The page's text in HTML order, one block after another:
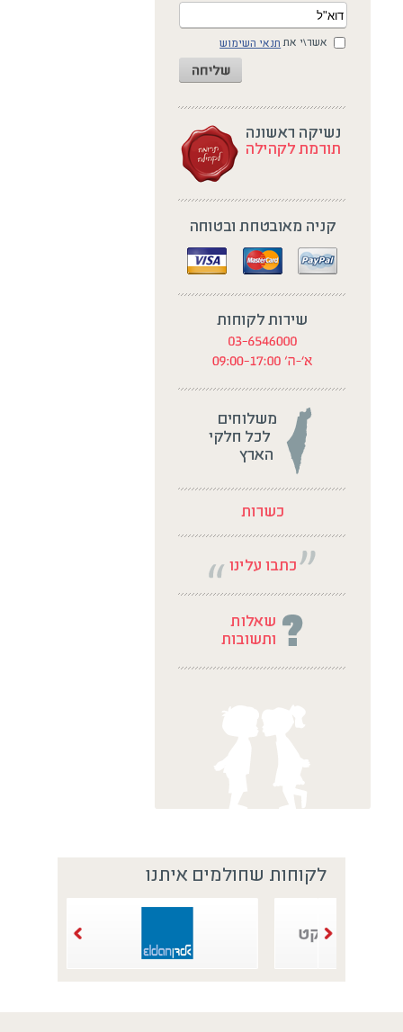
אשר\י את תנאי השימוש
לקוחות שחולמים איתנו